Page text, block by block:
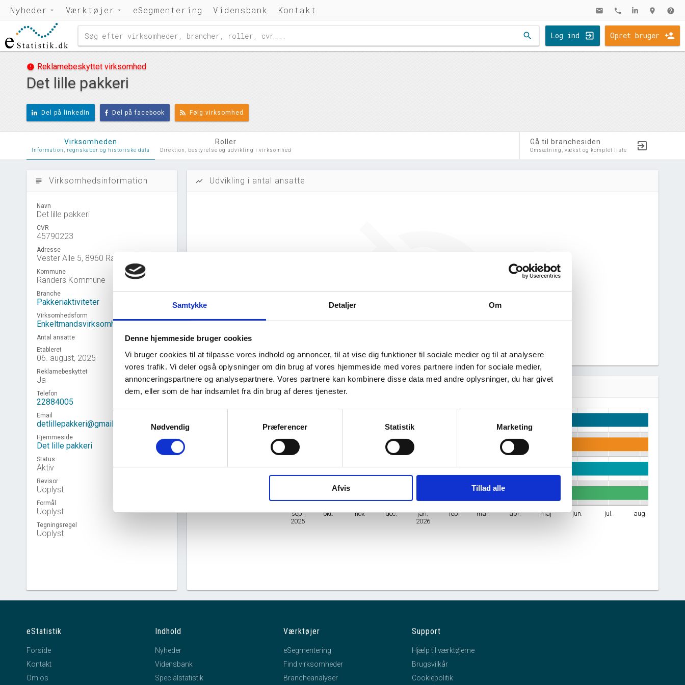
Samtykke Detaljer Om
Denne hjemmeside bruger cookies
Vi bruger cookies til at tilpasse vores indhold og annoncer, til at vise dig funktioner til sociale medier og til at analysere
vores trafik. Vi deler også oplysninger om din brug af vores hjemmeside med vores partnere inden for sociale medier,
annonceringspartnere og analysepartnere. Vores partnere kan kombinere disse data med andre oplysninger, du har givet
dem, eller som de har indsamlet fra din brug af deres tjenester.
Nødvendig
Præferencer Statistik Marketing
Afvis Tillad alle
Nyheder Værktøjer eSegmentering Vidensbank Kontakt mail phone location_on help
search Log ind Opret bruger
error Reklamebeskyttet virksomhed
Det lille pakkeri
Del på linkedIn Del på facebook Følg virksomhed
Virksomheden
Information, regnskaber og historiske data
Roller
Direktion, bestyrelse og udvikling i virksomhed
Gå til branchesiden
Omsætning, vækst og komplet liste
subject Virksomhedsinformation
Navn
Det lille pakkeri
CVR
45790223
Adresse
Vester Alle 5, 8960 Randers SØ
Kommune
Randers Kommune
Branche
Pakkeriaktiviteter
Virksomhedsform
Enkeltmandsvirksomhed
Antal ansatte
Etableret
06. august, 2025
Reklamebeskyttet
Ja
Telefon
22884005
Email
detlillepakkeri@gmail.com
Hjemmeside
Det lille pakkeri
Status
Aktiv
Revisor
Uoplyst
Formål
Uoplyst
Tegningsregel
Uoplyst
show_chart Udvikling i antal ansatte
generere figuren for denne virksomhed.
Virksomhedshistorik
Branche
sep.
2025
okt. nov. dec.
jan.
2026
feb. mar. apr. maj jun. jul. aug.
Vester Alle 5, 8960 Randers SØ
Pakkeriaktiviteter
Enkeltmandsvirksomhed
eStatistik
Forside
Kontakt
Om os
Indhold
Nyheder
Vidensbank
Specialstatistik
Værktøjer
eSegmentering
Find virksomheder
Brancheanalyser
Support
Hjælp til værktøjerne
Brugsvilkår
Cookiepolitik